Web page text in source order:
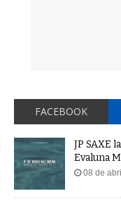
FACEBOOK
JP SAXE
Evaluna
08 de